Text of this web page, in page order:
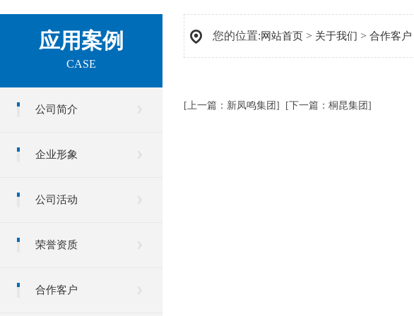
应用案例
CASE
公司简介
企业形象
公司活动
荣誉资质
合作客户
您的位置:网站首页 > 关于我们 > 合作客户
[上一篇： 新凤鸣集团 ] [下一篇： 桐昆集团 ]